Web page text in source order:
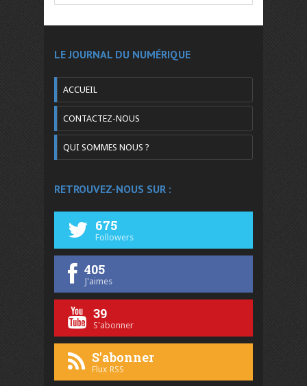
LE JOURNAL DU NUMÉRIQUE
ACCUEIL
CONTACTEZ-NOUS
QUI SOMMES NOUS ?
RETROUVEZ-NOUS SUR :
675
Followers
405
J'aimes
39
S'abonner
S'abonner
Flux RSS